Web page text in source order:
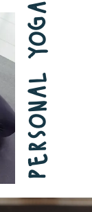
personal yoga